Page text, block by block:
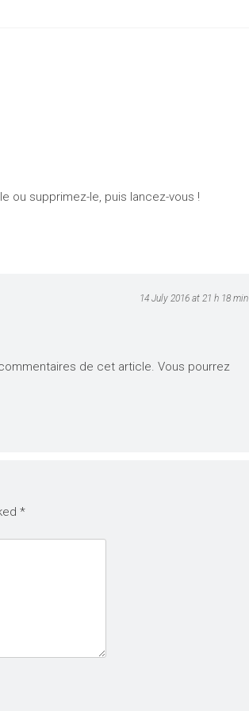
ou supprimez-le, puis lancez-vous !
14 July 2016 at 21 h 18 min
de cet article. Vous pourrez
*